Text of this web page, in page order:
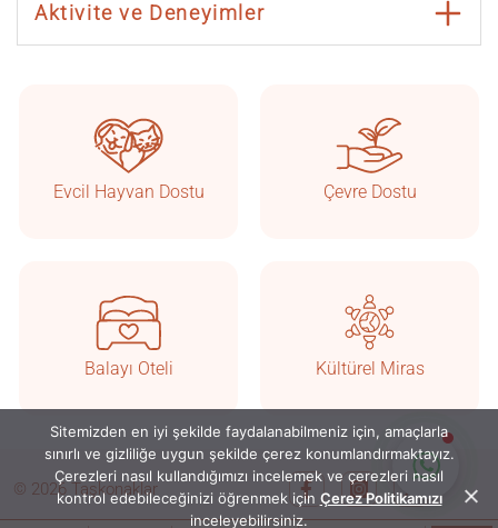
Çevrimiçi
Sohbete Başla
Aktivite ve Deneyimler
Evcil Hayvan Dostu Çevre Dostu
Balayı Oteli Kültürel Miras
© 2026 Taşkonaklar
Sitemizden en iyi şekilde faydalanabilmeniz için, amaçlarla
sınırlı ve gizliliğe uygun şekilde çerez konumlandırmaktayız.
Çerezleri nasıl kullandığımızı incelemek ve çerezleri nasıl
kontrol edebileceğinizi öğrenmek için Çerez Politikamızı
inceleyebilirsiniz.